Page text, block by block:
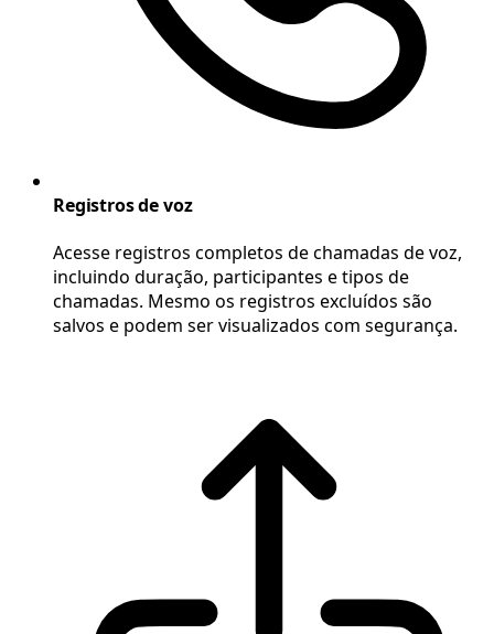
Registros de voz
Acesse registros completos de chamadas de voz,
incluindo duração, participantes e tipos de
chamadas. Mesmo os registros excluídos são
salvos e podem ser visualizados com segurança.